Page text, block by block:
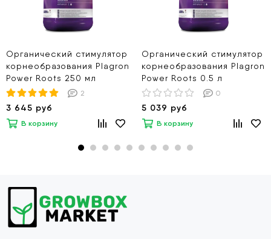
Органический стимулятор
корнеобразования Plagron
Power Roots 250 мл
2
3 645 руб
В корзину
Органический стимулятор
корнеобразования Plagron
Power Roots 0.5 л
0
5 039 руб
В корзину